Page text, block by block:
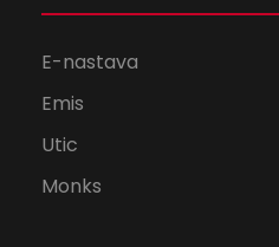
E-nastava
Emis
Utic
Monks